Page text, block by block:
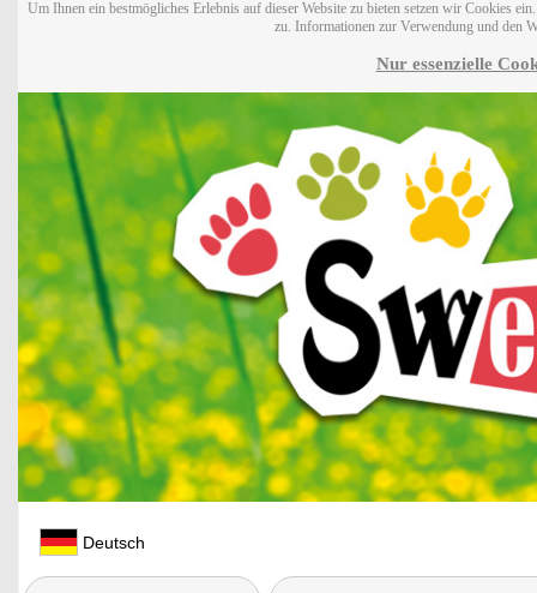
Um Ihnen ein bestmögliches Erlebnis auf dieser Website zu bieten setzen wir Cookies
zu. Informationen zur Verwendung und den
Nur essenzielle
Deutsch